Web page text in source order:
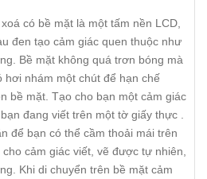
có bề mặt là một tấm nền LCD,
đen tạo cảm giác quen thuộc như
Bề mặt không quá trơn bóng mà
nhám một chút để hạn chế
bề mặt. Tạo cho bạn một cảm giác
đang viết trên một tờ giấy thực .
để bạn có thể cầm thoải mái trên
cảm giác viết, vẽ được tự nhiên,
Khi di chuyển trên bề mặt cảm